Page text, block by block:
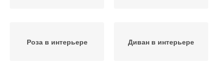
Роза в интерьере Диван в интерьере